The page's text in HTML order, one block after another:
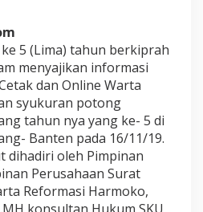
5 (Lima) tahun berkiprah
menyajikan informasi
dan Online Warta
syukuran potong
tahun nya yang ke- 5 di
Banten pada 16/11/19.
dihadiri oleh Pimpinan
Perusahaan Surat
Reformasi Harmoko,